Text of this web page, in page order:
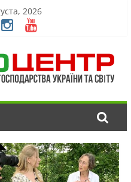
2026